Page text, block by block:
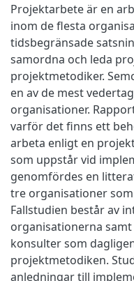
Projektarbete är en
inom de flesta
tidsbegränsade
samordna och leda
projektmetodiker.
en av de mest
organisationer.
varför det finns ett
arbeta enligt en
som uppstår vid
genomfördes en
tre organisationer
Fallstudien består av
organisationerna
konsulter som
projektmetodiken.
anledningar till